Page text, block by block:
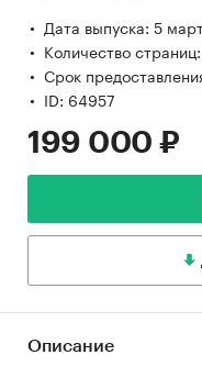
Дата выпуска: 5
Количество
Срок
ID: 64957
199 000 ₽
Описание